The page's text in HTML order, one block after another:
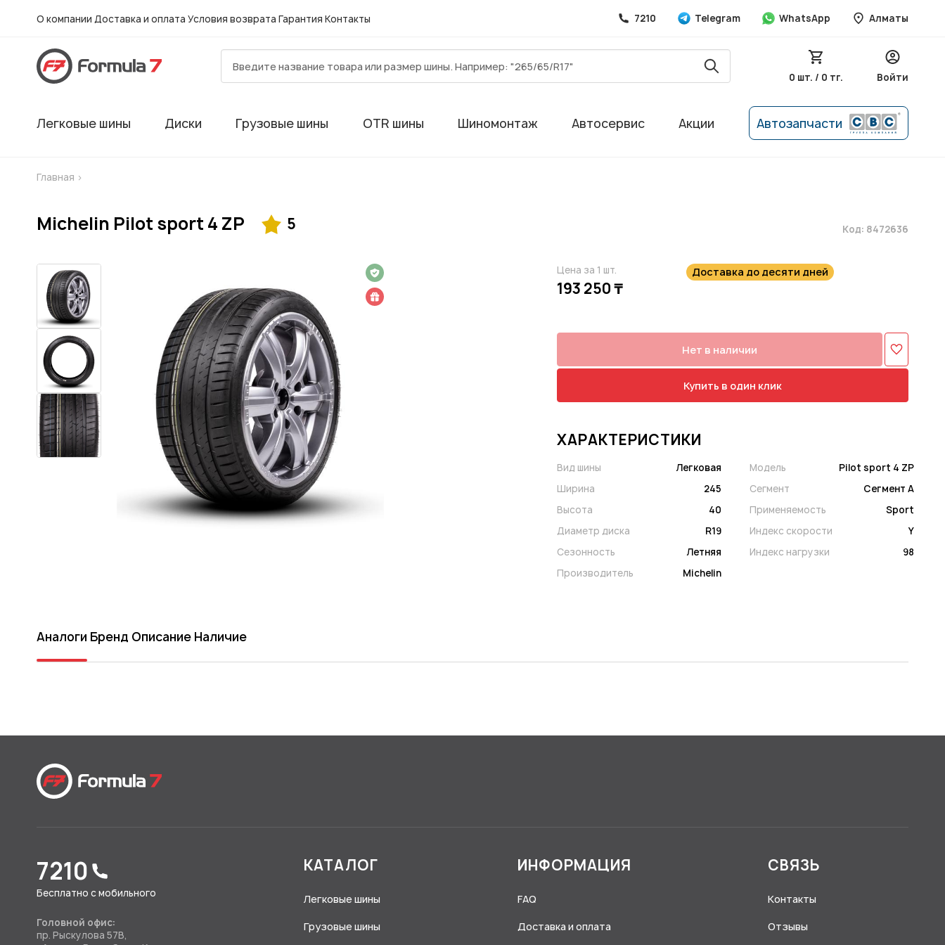
О компании Доставка и оплата Условия возврата Гарантия Контакты 7210 Telegram WhatsApp Алматы
0 шт. / 0 тг. Войти
Легковые шины Диски Грузовые шины OTR шины Шиномонтаж Автосервис Акции Автозапчасти
Главная >
Michelin Pilot sport 4 ZP 5 Код: 8472636
Шиномонтаж в подарок
Цена за 1 шт.
193 250 ₸
Доставка до десяти дней
Нет в наличии
Купить в один клик
ХАРАКТЕРИСТИКИ
Вид шины
Легковая
Ширина
245
Высота
40
Диаметр диска
R19
Сезонность
Летняя
Производитель
Michelin
Модель
Pilot sport 4 ZP
Сегмент
Сегмент A
Применяемость
Sport
Индекс скорости
Y
Индекс нагрузки
98
Аналоги Бренд Описание Наличие
7210
Бесплатно с мобильного
Головной офис:
пр. Рыскулова 57В,
КАТАЛОГ
Легковые шины
Грузовые шины
ИНФОРМАЦИЯ
FAQ
Доставка и оплата
СВЯЗЬ
Контакты
Отзывы